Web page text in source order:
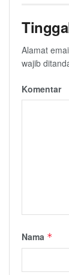
Alamat
wajib
Komentar
Nama *